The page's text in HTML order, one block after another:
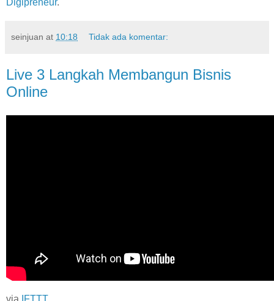
Digipreneur.
seinjuan at 10:18 Tidak ada komentar:
Live 3 Langkah Membangun Bisnis
Online